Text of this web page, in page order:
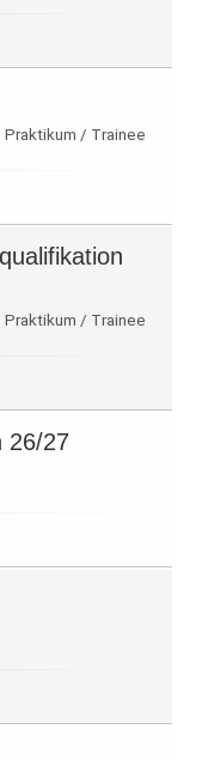
/ Trainee
/ Trainee
26/27